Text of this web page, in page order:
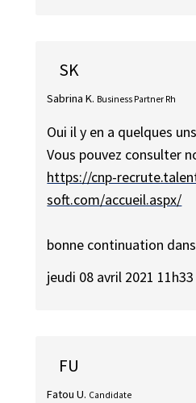
SK
Sabrina K. Business Partner Rh
Oui il y en a quelques
Vous pouvez consulter
https://cnp-
soft.com/accueil.aspx/
bonne continuation
jeudi 08 avril 2021 11h33
FU
Fatou U. Candidate